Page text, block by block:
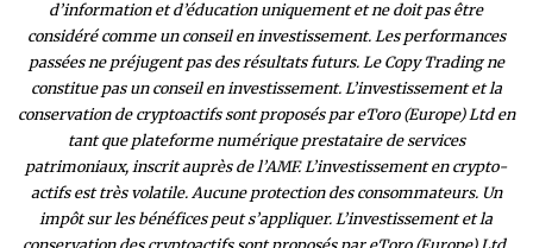
d’information et d’éducation uniquement et ne doit pas être
considéré comme un conseil en investissement. Les performances
passées ne préjugent pas des résultats futurs. Le Copy Trading ne
constitue pas un conseil en investissement. L’investissement et la
conservation de cryptoactifs sont proposés par eToro (Europe) Ltd en
tant que plateforme numérique prestataire de services
patrimoniaux, inscrit auprès de l’AMF. L’investissement en crypto-
actifs est très volatile. Aucune protection des consommateurs. Un
impôt sur les bénéfices peut s’appliquer. L’investissement et la